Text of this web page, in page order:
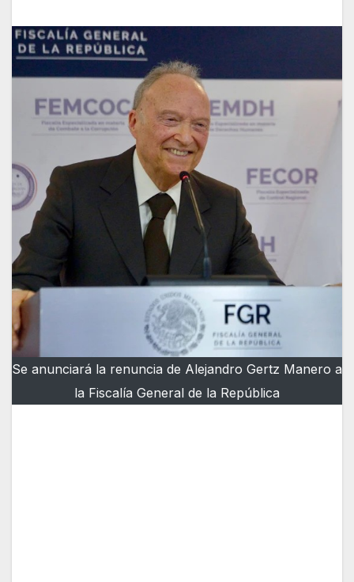
Se anunciará la renuncia de Alejandro Gertz Manero a
la Fiscalía General de la República